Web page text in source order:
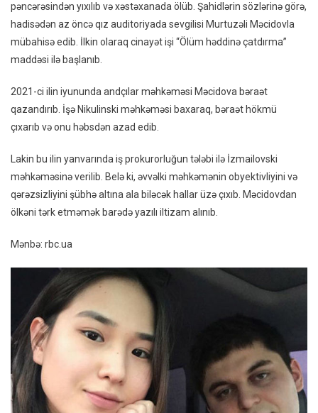
pəncərəsindən yıxılıb və xəstəxanada ölüb. Şahidlərin sözlərinə görə,
hadisədən az öncə qız auditoriyada sevgilisi Murtuzəli Məcidovla
mübahisə edib. İlkin olaraq cinayət işi “Ölüm həddinə çatdırma”
maddəsi ilə başlanıb.
2021-ci ilin iyununda andçılar məhkəməsi Məcidova bəraət
qazandırıb. İşə Nikulinski məhkəməsi baxaraq, bəraət hökmü
çıxarıb və onu həbsdən azad edib.
Lakin bu ilin yanvarında iş prokurorluğun tələbi ilə İzmailovski
məhkəməsinə verilib. Belə ki, əvvəlki məhkəmənin obyektivliyini və
qərəzsizliyini şübhə altına ala biləcək hallar üzə çıxıb. Məcidovdan
ölkəni tərk etməmək barədə yazılı iltizam alınıb.
Mənbə: rbc.ua